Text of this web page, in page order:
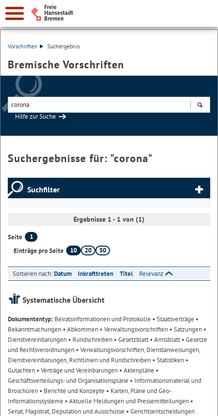
Vorschriften Suchergebnis
Bremische Vorschriften
Hilfe zur Suche
Suchergebnisse für: "corona"
Suchfilter
Ergebnisse 1 - 1 von (1)
Seite
1
Einträge pro Seite
10 20 50
Sortieren nach:Datum Inkrafttreten Titel Relevanz
Systematische Übersicht
Dokumententyp: Beiratsinformationen und Protokolle • Staatsverträge •
Bekanntmachungen • Abkommen • Verwaltungsvorschriften • Satzungen •
Dienstvereinbarungen • Rundschreiben • Gesetzblatt• Amtsblatt• Gesetze
und Rechtsverordnungen • Verwaltungsvorschriften, Dienstanweisungen,
Dienstvereinbarungen, Richtlinien und Rundschreiben • Statistiken •
Gutachten • Verträge und Vereinbarungen • Aktenpläne •
Geschäftsverteilungs- und Organisationspläne • Informationsmaterial und
Broschüren • Berichte und Konzepte • Karten, Pläne und Geo-
Informationssysteme • Aktuelle Meldungen und Pressemitteilungen •
Senat, Magistrat, Deputation und Ausschüsse • Gerichtsentscheidungen